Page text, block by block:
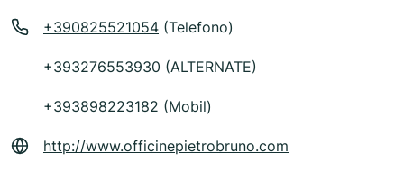
+390825521054 (Telefono)
+393276553930 (ALTERNATE)
+393898223182 (Mobil)
http://www.officinepietrobruno.com